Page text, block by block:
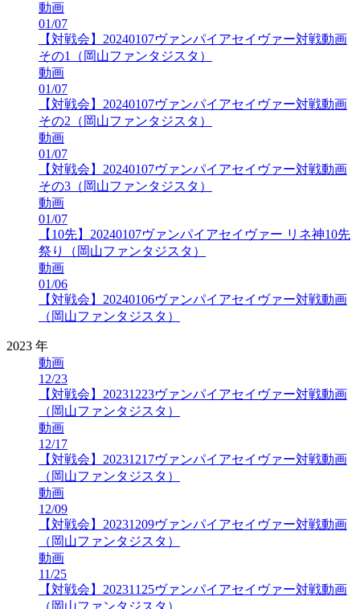
動画
01/07
【対戦会】20240107ヴァンパイアセイヴァー対戦動画
その1（岡山ファンタジスタ）
動画
01/07
【対戦会】20240107ヴァンパイアセイヴァー対戦動画
その2（岡山ファンタジスタ）
動画
01/07
【対戦会】20240107ヴァンパイアセイヴァー対戦動画
その3（岡山ファンタジスタ）
動画
01/07
【10先】20240107ヴァンパイアセイヴァー リネ神10先
祭り（岡山ファンタジスタ）
動画
01/06
【対戦会】20240106ヴァンパイアセイヴァー対戦動画
（岡山ファンタジスタ）
2023 年
動画
12/23
【対戦会】20231223ヴァンパイアセイヴァー対戦動画
（岡山ファンタジスタ）
動画
12/17
【対戦会】20231217ヴァンパイアセイヴァー対戦動画
（岡山ファンタジスタ）
動画
12/09
【対戦会】20231209ヴァンパイアセイヴァー対戦動画
（岡山ファンタジスタ）
動画
11/25
【対戦会】20231125ヴァンパイアセイヴァー対戦動画